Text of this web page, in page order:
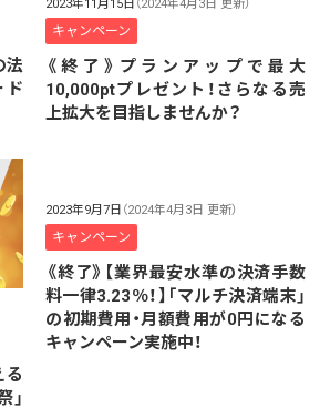
法
ド
2023年11月15日 （2024年4月3日 更新）
キャンペーン
《終了》プランアップで最大
10,000ptプレゼント！さらなる売
上拡大を目指しませんか？
る
」
2023年9月7日 （2024年4月3日 更新）
キャンペーン
《終了》【業界最安水準の決済手数
料一律3.23％！】「マルチ決済端末」
の初期費用・月額費用が0円になる
キャンペーン実施中！